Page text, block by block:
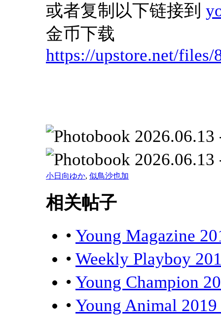
或者复制以下链接到
金币下载
https://upstore.net/files/
小日向ゆか, 似鳥沙也加
相关帖子
• Young Magazine
• Weekly Playboy
• Young Champion
• Young Animal